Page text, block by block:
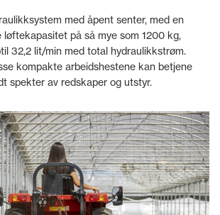
med åpent senter, med en
løftekapasitet på så mye som 1200 kg,
32,2 lit/min med total hydraulikkstrøm.
kompakte arbeidshestene kan betjene
spekter av redskaper og utstyr.